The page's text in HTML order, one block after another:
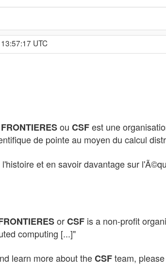
UTC
ou CSFest une
de pointe au moyen du calcul
et en savoir davantage sur
orCSF is a non-profit
computing [...]"
learn more about theCSFteam,